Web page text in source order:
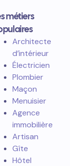
métiers
Architecte
d’intérieur
Électricien
Plombier
Maçon
Menuisier
Agence
immobilière
Artisan
Gîte
Hôtel